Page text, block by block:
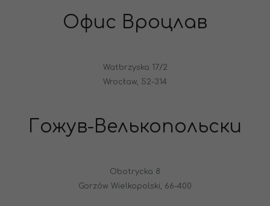
Офис Вроцлав
Watbrzyska 17/2
Wrocław, 52-314
Гожув-Велькопольски
Obotrycka 8
Gorzów Wielkopolski, 66-400